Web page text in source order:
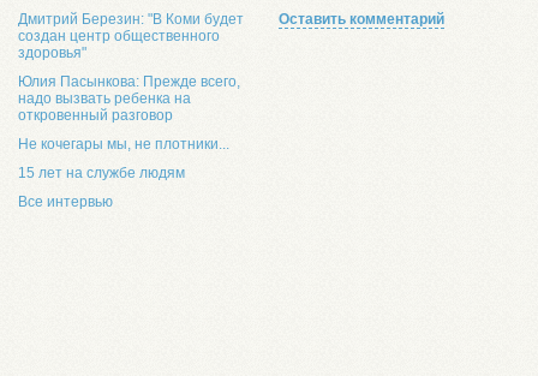
Дмитрий Березин: "В Коми будет
создан центр общественного
здоровья"
Юлия Пасынкова: Прежде всего,
надо вызвать ребенка на
откровенный разговор
Не кочегары мы, не плотники...
15 лет на службе людям
Все интервью
Оставить комментарий